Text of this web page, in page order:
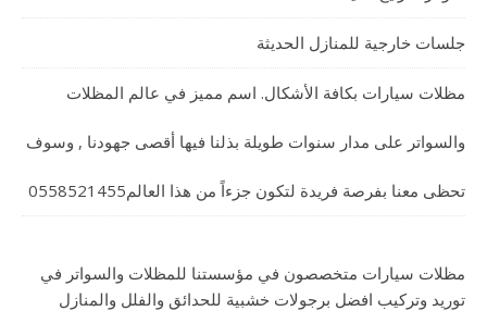
جلسات خارجية للمنازل الحديثة
مظلات سيارات بكافة الأشكال. اسم مميز في عالم المظلات
والسواتر على مدار سنوات طويلة بذلنا فيها أقصى جهودنا , وسوف
تحظى معنا بفرصة فريدة لتكون جزءاً من هذا العالم0558521455
مظلات سيارات متخصصون في مؤسستنا للمظلات والسواتر في
توريد وتركيب افضل برجولات خشبية للحدائق والفلل والمنازل